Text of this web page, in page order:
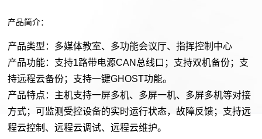
队
建
设
资
质
证
品
LED
产品
OLED/LCD
融
合
方
案
建
筑
投
成
功
产品简介：
产品类型： 多媒体教室、多功能会议厅、指挥控制中心
产品功能： 支持1路带电源CAN总线口； 支持双机备份；支
持远程云备份；支持一键GHOST功能。
产品特点：主机支持一屏多机、多屏一机、多屏多机等对接
方式；可监测受控设备的实时运行状态，故障反馈；支持远
程云控制、远程云调试、远程云维护。